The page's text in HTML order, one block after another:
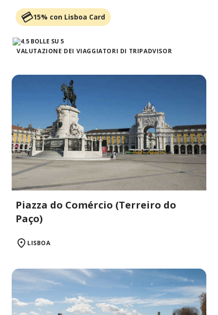
15% con Lisboa Card
VALUTAZIONE DEI VIAGGIATORI DI TRIPADVISOR
Piazza do Comércio (Terreiro do
Paço)
LISBOA